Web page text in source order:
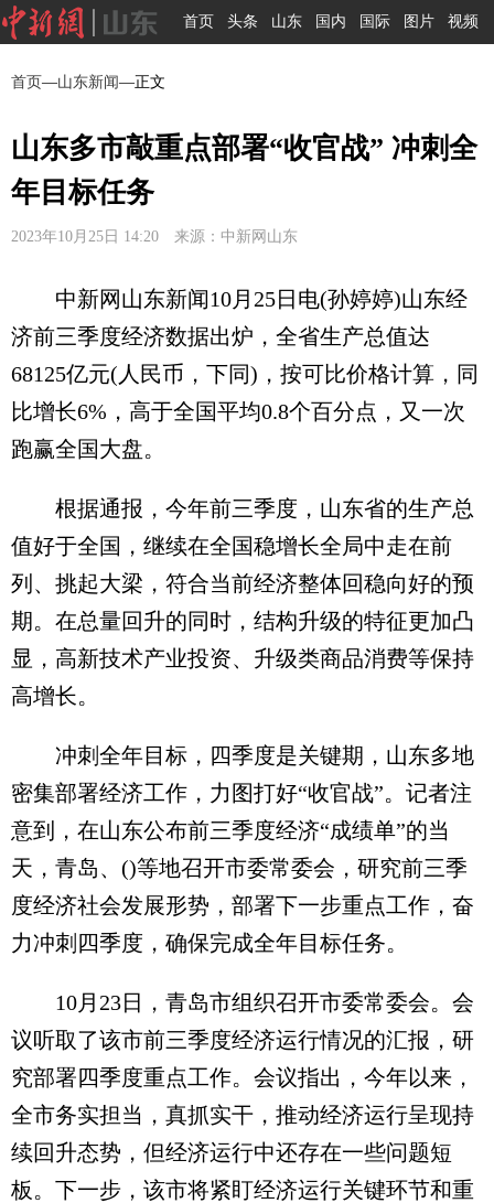
首页 头条 山东 国内 国际 图片 视频
首页—山东新闻—正文
山东多市敲重点部署“收官战” 冲刺全
年目标任务
2023年10月25日 14:20 来源：中新网山东
中新网山东新闻10月25日电(孙婷婷)山东经
济前三季度经济数据出炉，全省生产总值达
68125亿元(人民币，下同)，按可比价格计算，同
比增长6%，高于全国平均0.8个百分点，又一次
跑赢全国大盘。
根据通报，今年前三季度，山东省的生产总
值好于全国，继续在全国稳增长全局中走在前
列、挑起大梁，符合当前经济整体回稳向好的预
期。在总量回升的同时，结构升级的特征更加凸
显，高新技术产业投资、升级类商品消费等保持
高增长。
冲刺全年目标，四季度是关键期，山东多地
密集部署经济工作，力图打好“收官战”。记者注
意到，在山东公布前三季度经济“成绩单”的当
天，青岛、()等地召开市委常委会，研究前三季
度经济社会发展形势，部署下一步重点工作，奋
力冲刺四季度，确保完成全年目标任务。
10月23日，青岛市组织召开市委常委会。会
议听取了该市前三季度经济运行情况的汇报，研
究部署四季度重点工作。会议指出，今年以来，
全市务实担当，真抓实干，推动经济运行呈现持
续回升态势，但经济运行中还存在一些问题短
板。下一步，该市将紧盯经济运行关键环节和重